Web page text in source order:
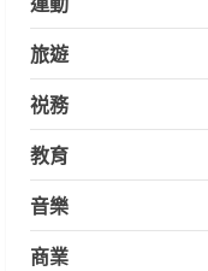
旅遊
祱務
教育
音樂
商業